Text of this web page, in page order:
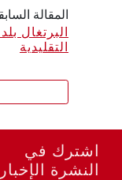
المقالة
البرتغال
التقليدية
اشترك في
النشرة